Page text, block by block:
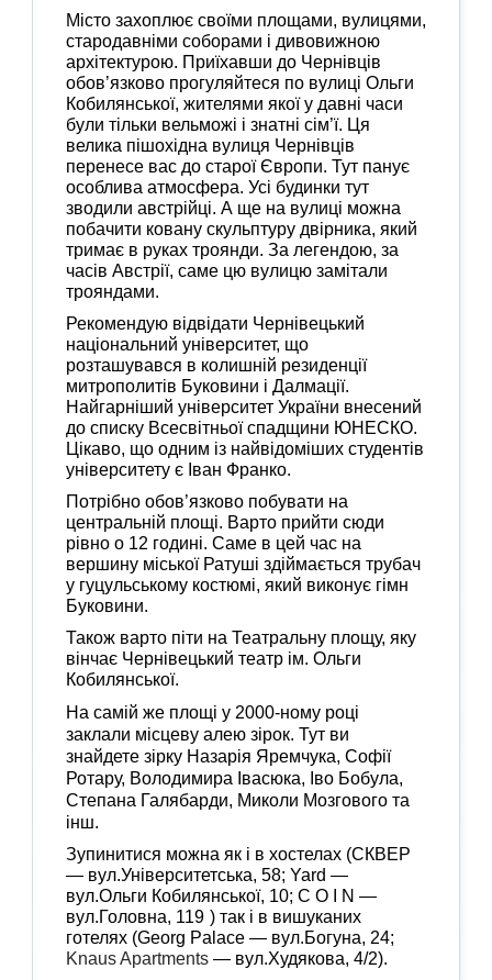
Місто захоплює своїми площами, вулицями,
стародавніми соборами і дивовижною
архітектурою. Приїхавши до Чернівців
обов’язково прогуляйтеся по вулиці Ольги
Кобилянської, жителями якої у давні часи
були тільки вельможі і знатні сім’ї. Ця
велика пішохідна вулиця Чернівців
перенесе вас до старої Європи. Тут панує
особлива атмосфера. Усі будинки тут
зводили австрійці. А ще на вулиці можна
побачити ковану скульптуру двірника, який
тримає в руках троянди. За легендою, за
часів Австрії, саме цю вулицю замітали
трояндами.
Рекомендую відвідати Чернівецький
національний університет, що
розташувався в колишній резиденції
митрополитів Буковини і Далмації.
Найгарніший університет України внесений
до списку Всесвітньої спадщини ЮНЕСКО.
Цікаво, що одним із найвідоміших студентів
університету є Іван Франко.
Потрібно обов’язково побувати на
центральній площі. Варто прийти сюди
рівно о 12 годині. Саме в цей час на
вершину міської Ратуші здіймається трубач
у гуцульському костюмі, який виконує гімн
Буковини.
Також варто піти на Театральну площу, яку
вінчає Чернівецький театр ім. Ольги
Кобилянської.
На самій же площі у 2000-ному році
заклали місцеву алею зірок. Тут ви
знайдете зірку Назарія Яремчука, Софії
Ротару, Володимира Івасюка, Іво Бобула,
Степана Галябарди, Миколи Мозгового та
інш.
Зупинитися можна як і в хостелах (СКВЕР
— вул.Університетська, 58; Yard —
вул.Ольги Кобилянської, 10; C O I N —
вул.Головна, 119 ) так і в вишуканих
готелях (Georg Palace — вул.Богуна, 24;
Knaus Apartments — вул.Худякова, 4/2).